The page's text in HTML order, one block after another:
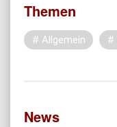
Themen
Allgemein
News